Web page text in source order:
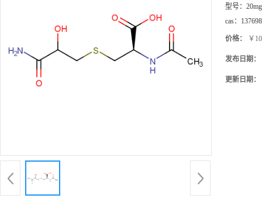
型号： 20mg
cas：
价格： ￥
发布日期：
更新日期：